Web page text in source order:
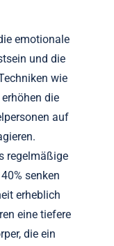
emotionale
und die
wie
die
auf
regelmäßige
senken
erheblich
eine tiefere
die ein